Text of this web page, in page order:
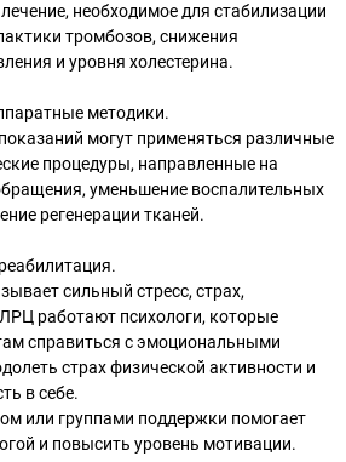
необходимое для стабилизации
тромбозов, снижения
и уровня холестерина.
методики.
могут применяться различные
процедуры, направленные на
уменьшение воспалительных
регенерации тканей.
сильный стресс, страх,
работают психологи, которые
справиться с эмоциональными
страх физической активности и
в себе.
или группами поддержки помогает
и повысить уровень мотивации.